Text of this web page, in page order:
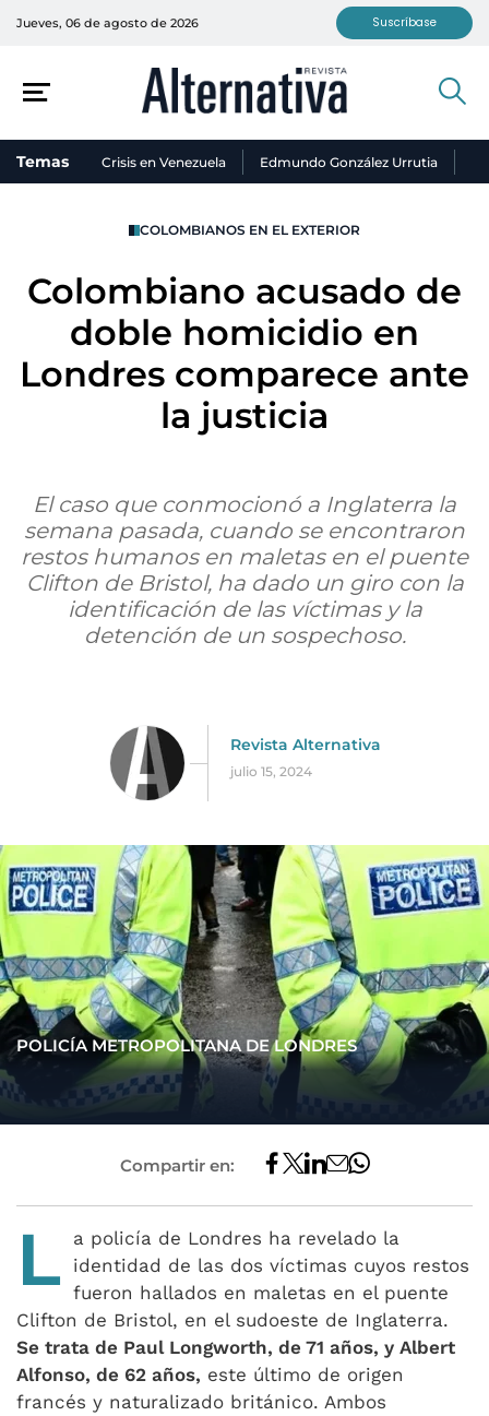
Jueves, 06 de agosto de 2026 Suscríbase
Temas Crisis en Venezuela Edmundo González Urrutia
COLOMBIANOS EN EL EXTERIOR
Colombiano acusado de
doble homicidio en
Londres comparece ante
la justicia
El caso que conmocionó a Inglaterra la
semana pasada, cuando se encontraron
restos humanos en maletas en el puente
Clifton de Bristol, ha dado un giro con la
identificación de las víctimas y la
detención de un sospechoso.
Revista Alternativa
julio 15, 2024
POLICÍA METROPOLITANA DE LONDRES
Compartir en:
L
a policía de Londres ha revelado la
identidad de las dos víctimas cuyos restos
fueron hallados en maletas en el puente
Clifton de Bristol, en el sudoeste de Inglaterra.
Se trata de Paul Longworth, de 71 años, y Albert
Alfonso, de 62 años, este último de origen
francés y naturalizado británico. Ambos